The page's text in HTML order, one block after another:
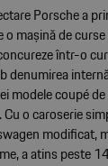
Porsche a
mașină de
într-o
denumirea
modele coupé
o caroserie
modificat,
a atins peste